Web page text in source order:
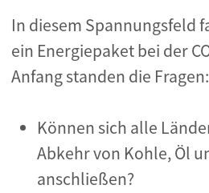
In diesem Spannungsfeld
ein Energiepaket bei der
Anfang standen die Fragen:
Können sich alle
Abkehr von Kohle, Öl
anschließen?